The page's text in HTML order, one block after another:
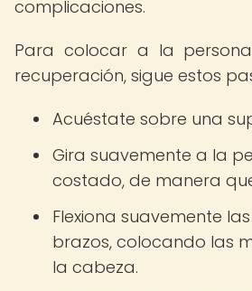
complicaciones.
Para colocar a la
recuperación, sigue estos
Acuéstate sobre una
Gira suavemente a la
costado, de manera
Flexiona suavemente
brazos, colocando las
la cabeza.